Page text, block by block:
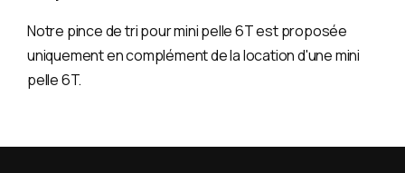
Notre pince de tri pour mini pelle 6T est proposée
uniquement en complément de la location d'une mini
pelle 6T.